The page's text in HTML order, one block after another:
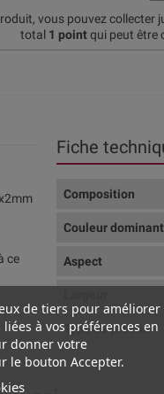
vous pouvez collecter
total 1 pointqui peut être
ce
Fiche
Composition
Couleur
Aspect
Type de produit
de tiers pour améliorer
à vos préférences en
donner votre
le bouton Accepter.